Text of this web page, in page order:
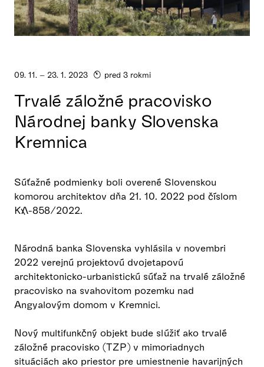
09. 11. – 23. 1. 2023 pred 3 rokmi
Trvalé záložné pracovisko
Národnej banky Slovenska
Kremnica
Súťažné podmienky boli overené Slovenskou
komorou architektov dňa 21. 10. 2022 pod číslom
KA-858/2022.
Národná banka Slovenska vyhlásila v novembri
2022 verejnú projektovú dvojetapovú
architektonicko-urbanistickú súťaž na trvalé záložné
pracovisko na svahovitom pozemku nad
Angyalovým domom v Kremnici.
Nový multifunkčný objekt bude slúžiť ako trvalé
záložné pracovisko (TZP) v mimoriadnych
situáciách ako priestor pre umiestnenie havarijných